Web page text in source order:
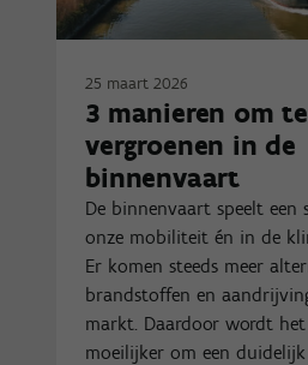
25 maart 2026
3 manieren om te
vergroenen in de
binnenvaart
De binnenvaart speelt een
onze mobiliteit én in de
Er komen steeds meer
brandstoffen en
markt. Daardoor wordt het
moeilijker om een